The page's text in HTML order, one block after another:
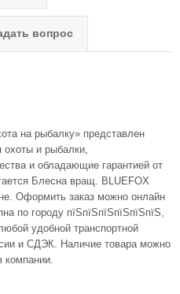
вопрос
на рыбалку» представлен
охоты и рыбалки,
и обладающие гарантией от
Блесна вращ. BLUEFOX
Оформить заказ можно онлайн
по городу пїЅпїЅпїЅпїЅпїЅпїЅ,
удобной транспортной
и СДЭК. Наличие товара можно
компании.